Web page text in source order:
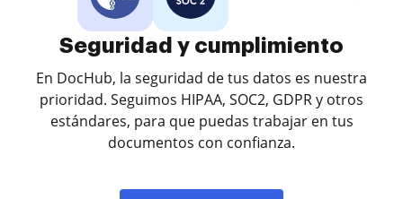
Seguridad y cumplimiento
En DocHub, la seguridad de tus datos es nuestra
prioridad. Seguimos HIPAA, SOC2, GDPR y otros
estándares, para que puedas trabajar en tus
documentos con confianza.